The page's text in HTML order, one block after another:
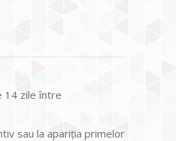
14 zile ȋntre
sau la apariţia primelor